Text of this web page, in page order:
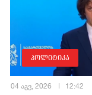
პოლიტიკა
04 აგვ, 2026 12:42